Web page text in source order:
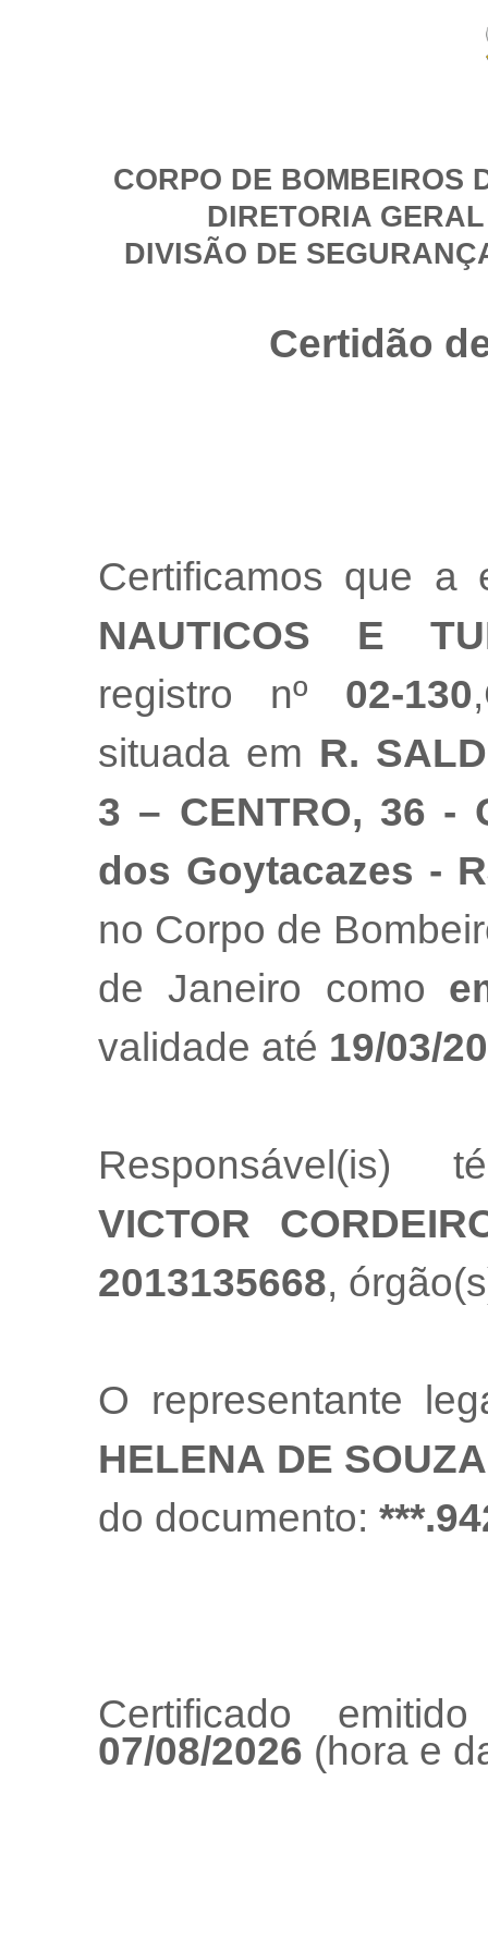
CORPO DE BOMBEIROS
DIRETORIA
DIVISÃO DE
Certidão
Certificamos que a
NAUTICOS E
registro nº 02-130
situada em R.
3 – CENTRO, 36 -
dos Goytacazes -
no Corpo de
de Janeiro como
validade até 19/03/
Responsável(is)
VICTOR
2013135668,
O representante
HELENA DE SOUZA
do documento:
Certificado
07/08/2026 (hora e